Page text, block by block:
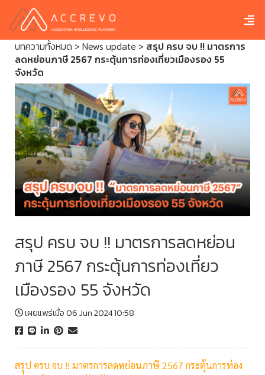
บทความทั้งหมด > News update > สรุป ครบ จบ !! มาตรการ
ลดหย่อนภาษี 2567 กระตุ้นการท่องเที่ยวเมืองรอง 55
จังหวัด
สรุป ครบ จบ !! มาตรการลดหย่อน
ภาษี 2567 กระตุ้นการท่องเที่ยว
เมืองรอง 55 จังหวัด
เผยแพร่เมื่อ 06 Jun 2024 10:58
สรุป ครบ จบ !! มาตรการลดหย่อนภาษี 2567 กระตุ้นการท่อง